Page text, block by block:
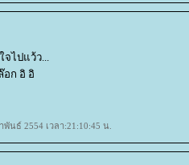
ไปแว้ว...
ก อิ อิ
นธ์ 2554 เวลา:21:10:45 น.